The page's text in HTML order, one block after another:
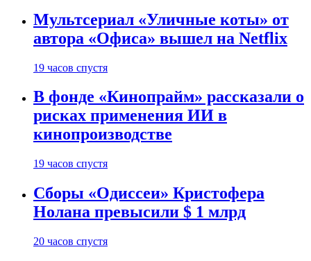
Мультсериал «Уличные коты» от
автора «Офиса» вышел на Netflix
19 часов спустя
В фонде «Кинопрайм» рассказали о
рисках применения ИИ в
кинопроизводстве
19 часов спустя
Сборы «Одиссеи» Кристофера
Нолана превысили $ 1 млрд
20 часов спустя